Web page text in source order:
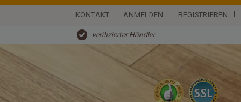
KONTAKT ANMELDEN REGISTRIEREN
verifizierter Händler